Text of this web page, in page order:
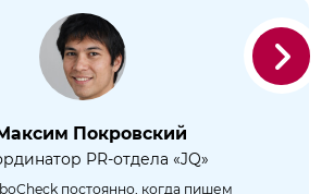
Далее
Покровский
PR-отдела «JQ»
постоянно, когда пишем